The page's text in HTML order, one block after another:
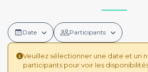
Date Participants
Veuillez sélectionner une date et un
participants pour voir les